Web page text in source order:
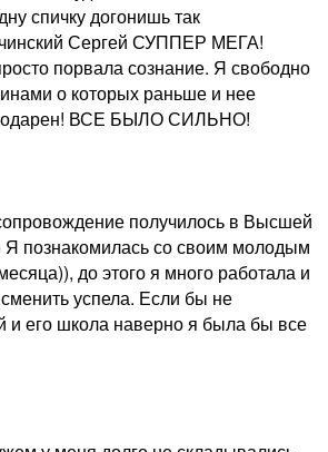
спичку догонишь так
Сергей СУППЕР МЕГА!
порвала сознание. Я свободно
о которых раньше и нее
ВСЕ БЫЛО СИЛЬНО!
получилось в Высшей
Я познакомилась со своим молодым
до этого я много работала и
успела. Если бы не
и его школа наверно я была бы все